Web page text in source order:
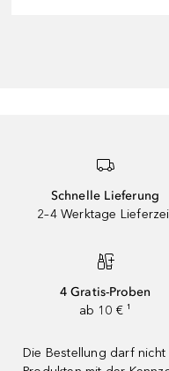
Schnelle Lieferung
2–4 Werktage
4 Gratis-Proben
ab 10 € ¹
Die Bestellung darf